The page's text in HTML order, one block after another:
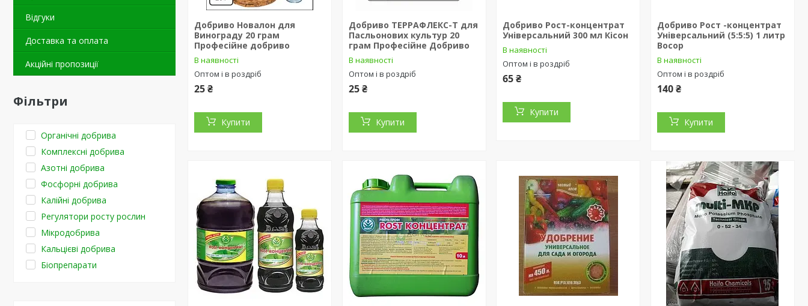
Відгуки
Доставка та оплата
Акційні пропозиції
Фільтри
Органічні добрива
Комплексні добрива
Азотні добрива
Фосфорні добрива
Калійні добрива
Регулятори росту рослин
Мікродобрива
Кальцієві добрива
Біопрепарати
Добриво Новалон для
Винограду 20 грам
Професійне добриво
В наявності
Оптом і в роздріб
25 ₴
Купити
Добриво ТЕРРАФЛЕКС-Т для
Пасльонових культур 20
грам Професійне Добриво
В наявності
Оптом і в роздріб
25 ₴
Купити
Добриво Рост-концентрат
Універсальний 300 мл Кісон
В наявності
Оптом і в роздріб
65 ₴
Купити
Добриво Рост -концентрат
Універсальний (5:5:5) 1 литр
Восор
В наявності
Оптом і в роздріб
140 ₴
Купити